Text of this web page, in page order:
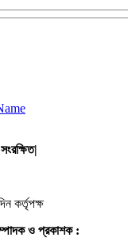
কর্তৃপক্ষ
ও প্রকাশক :